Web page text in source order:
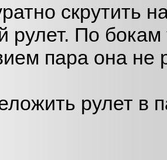
скрутить
рулет. По бокам
пара она не
рулет в